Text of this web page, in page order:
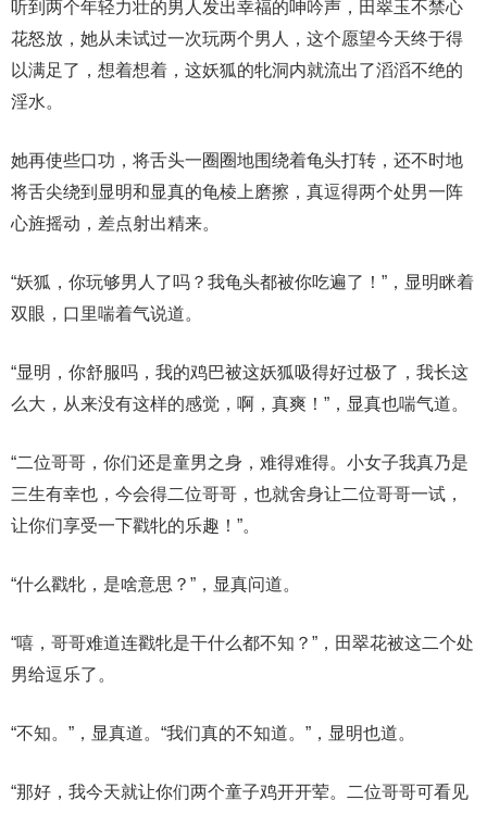
听到两个年轻力壮的男人发出幸福的呻吟声，田翠玉不禁心
花怒放，她从未试过一次玩两个男人，这个愿望今天终于得
以满足了，想着想着，这妖狐的牝洞内就流出了滔滔不绝的
淫水。
她再使些口功，将舌头一圈圈地围绕着龟头打转，还不时地
将舌尖绕到显明和显真的龟棱上磨擦，真逗得两个处男一阵
心旌摇动，差点射出精来。
“妖狐，你玩够男人了吗？我龟头都被你吃遍了！”，显明眯着
双眼，口里喘着气说道。
“显明，你舒服吗，我的鸡巴被这妖狐吸得好过极了，我长这
么大，从来没有这样的感觉，啊，真爽！”，显真也喘气道。
“二位哥哥，你们还是童男之身，难得难得。小女子我真乃是
三生有幸也，今会得二位哥哥，也就舍身让二位哥哥一试，
让你们享受一下戳牝的乐趣！”。
“什么戳牝，是啥意思？”，显真问道。
“嘻，哥哥难道连戳牝是干什么都不知？”，田翠花被这二个处
男给逗乐了。
“不知。”，显真道。“我们真的不知道。”，显明也道。
“那好，我今天就让你们两个童子鸡开开荤。二位哥哥可看见